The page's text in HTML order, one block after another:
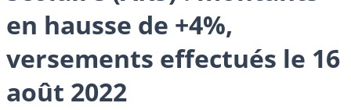
en hausse de +4%,
versements effectués le 16
août 2022